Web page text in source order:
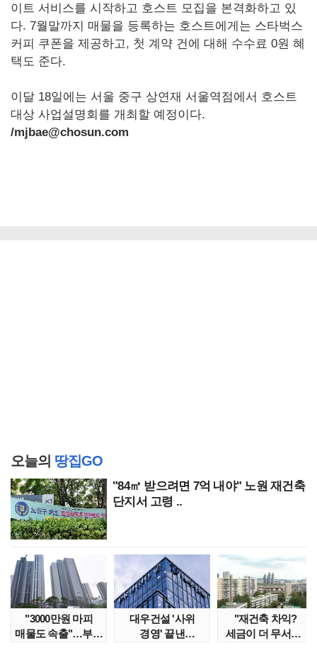
이트 서비스를 시작하고 호스트 모집을 본격화하고 있
다. 7월말까지 매물을 등록하는 호스트에게는 스타벅스
커피 쿠폰을 제공하고, 첫 계약 건에 대해 수수료 0원 혜
택도 준다.
이달 18일에는 서울 중구 상연재 서울역점에서 호스트
대상 사업설명회를 개최할 예정이다.
/mjbae@chosun.com
오늘의 땅집GO
"84㎡ 받으려면 7억 내야" 노원 재건축
단지서 고령 ..
"3000만원 마피
매물도 속출"…부산
대우건설 '사위
경영' 끝낸
"재건축 차익?
세금이 더 무서워"